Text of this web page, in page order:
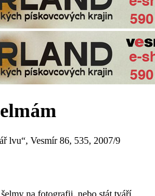
lvu“, Vesmír 86, 535, 2007/9
na fotografii, nebo stát tváří